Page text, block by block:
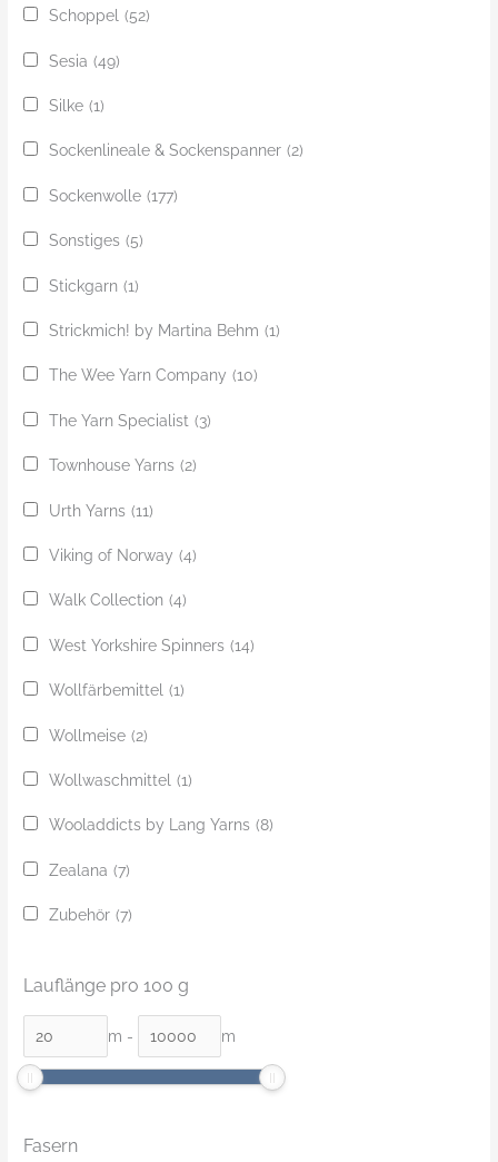
Schoppel (52)
Sesia (49)
Silke (1)
Sockenlineale & Sockenspanner (2)
Sockenwolle (177)
Sonstiges (5)
Stickgarn (1)
Strickmich! by Martina Behm (1)
The Wee Yarn Company (10)
The Yarn Specialist (3)
Townhouse Yarns (2)
Urth Yarns (11)
Viking of Norway (4)
Walk Collection (4)
West Yorkshire Spinners (14)
Wollfärbemittel (1)
Wollmeise (2)
Wollwaschmittel (1)
Wooladdicts by Lang Yarns (8)
Zealana (7)
Zubehör (7)
Lauflänge pro 100 g
m - m
Fasern